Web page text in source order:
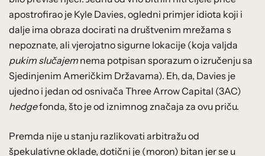
apostrofirao je Kyle Davies, ogledni primjer idiota koji i
dalje ima obraza docirati na društvenim mrežama s
nepoznate, ali vjerojatno sigurne lokacije (koja valjda
pukim slučajem nema potpisan sporazum o izručenju sa
Sjedinjenim Američkim Državama). Eh, da, Davies je
ujedno i jedan od osnivača Three Arrow Capital (3AC)
hedgefonda, što je od iznimnog značaja za ovu priču.
Premda nije u stanju razlikovati arbitražu od
špekulativne oklade, dotični je (moron) bitan jer se u